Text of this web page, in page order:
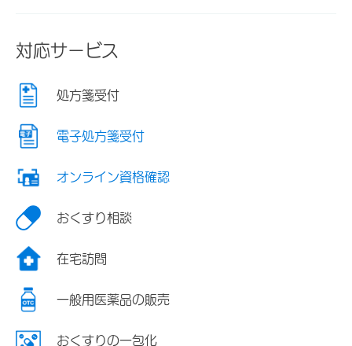
対応サービス
処方箋受付
電子処方箋受付
オンライン資格確認
おくすり相談
在宅訪問
一般用医薬品の販売
おくすりの一包化